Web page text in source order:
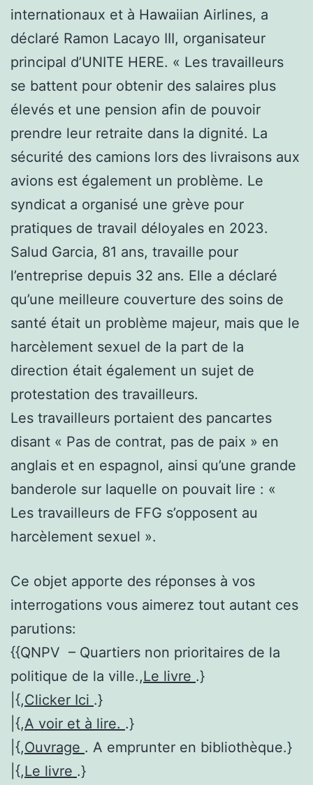
internationaux et à Hawaiian Airlines, a
déclaré Ramon Lacayo III, organisateur
principal d’UNITE HERE. « Les travailleurs
se battent pour obtenir des salaires plus
élevés et une pension afin de pouvoir
prendre leur retraite dans la dignité. La
sécurité des camions lors des livraisons aux
avions est également un problème. Le
syndicat a organisé une grève pour
pratiques de travail déloyales en 2023.
Salud Garcia, 81 ans, travaille pour
l’entreprise depuis 32 ans. Elle a déclaré
qu’une meilleure couverture des soins de
santé était un problème majeur, mais que le
harcèlement sexuel de la part de la
direction était également un sujet de
protestation des travailleurs.
Les travailleurs portaient des pancartes
disant « Pas de contrat, pas de paix » en
anglais et en espagnol, ainsi qu’une grande
banderole sur laquelle on pouvait lire : «
Les travailleurs de FFG s’opposent au
harcèlement sexuel ».
Ce objet apporte des réponses à vos
interrogations vous aimerez tout autant ces
parutions:
{{QNPV – Quartiers non prioritaires de la
politique de la ville.,Le livre .}
|{,Clicker Ici .}
|{,A voir et à lire. .}
|{,Ouvrage . A emprunter en bibliothèque.}
|{,Le livre .}